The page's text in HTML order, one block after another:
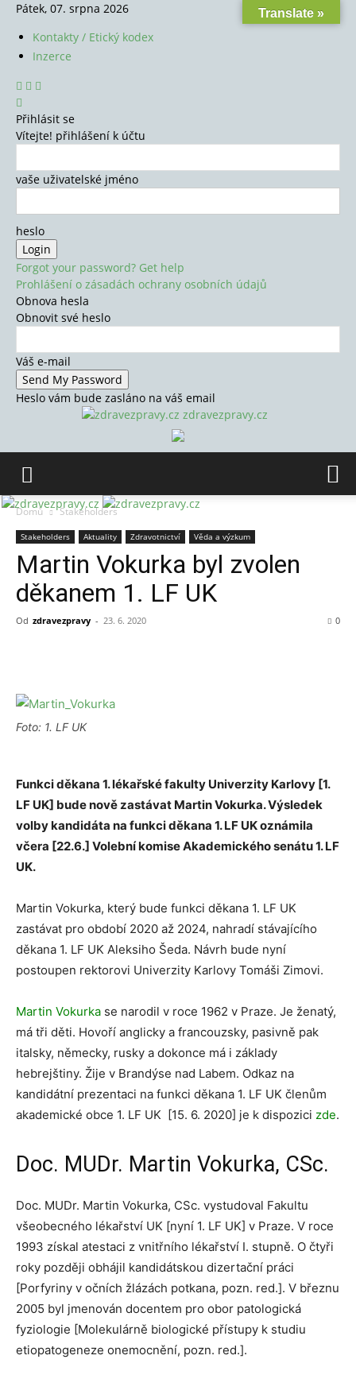
Pátek, 07. srpna 2026
Kontakty / Etický kodex
Inzerce
Přihlásit se
Vítejte! přihlášení k účtu
vaše uživatelské jméno
heslo
Forgot your password? Get help
Prohlášení o zásadách ochrany osobních údajů
Obnova hesla
Obnovit své heslo
Váš e-mail
Heslo vám bude zasláno na váš email
zdravezpravy.cz
Domů Stakeholders
Stakeholders Aktuality Zdravotnictví Věda a výzkum
Martin Vokurka byl zvolen
děkanem 1. LF UK
Od zdravezpravy - 23. 6. 2020 0
Foto: 1. LF UK
Funkci děkana 1. lékařské fakulty Univerzity Karlovy [1.
LF UK] bude nově zastávat Martin Vokurka. Výsledek
volby kandidáta na funkci děkana 1. LF UK oznámila
včera [22.6.] Volební komise Akademického senátu 1. LF
UK.
Martin Vokurka, který bude funkci děkana 1. LF UK
zastávat pro období 2020 až 2024, nahradí stávajícího
děkana 1. LF UK Aleksiho Šeda. Návrh bude nyní
postoupen rektorovi Univerzity Karlovy Tomáši Zimovi.
Martin Vokurka se narodil v roce 1962 v Praze. Je ženatý,
má tři děti. Hovoří anglicky a francouzsky, pasivně pak
italsky, německy, rusky a dokonce má i základy
hebrejštiny. Žije v Brandýse nad Labem. Odkaz na
kandidátní prezentaci na funkci děkana 1. LF UK členům
akademické obce 1. LF UK [15. 6. 2020] je k dispozici zde.
Doc. MUDr. Martin Vokurka, CSc.
Doc. MUDr. Martin Vokurka, CSc. vystudoval Fakultu
všeobecného lékařství UK [nyní 1. LF UK] v Praze. V roce
1993 získal atestaci z vnitřního lékařství I. stupně. O čtyři
roky později obhájil kandidátskou dizertační práci
[Porfyriny v očních žlázách potkana, pozn. red.]. V březnu
2005 byl jmenován docentem pro obor patologická
fyziologie [Molekulárně biologické přístupy k studiu
etiopatogeneze onemocnění, pozn. red.].
Translate »